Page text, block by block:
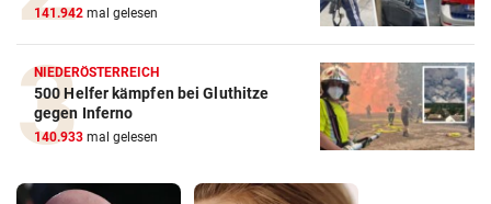
141.942 mal gelesen
NIEDERÖSTERREICH
500 Helfer kämpfen bei Gluthitze
gegen Inferno
140.933 mal gelesen